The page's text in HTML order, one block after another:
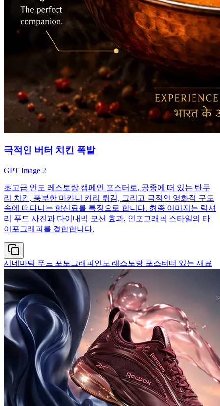
극적인 버터 치킨 폭발
GPT Image 2
초고급 인도 레스토랑 캠페인 포스터로, 공중에 떠 있는 탄두
리 치킨, 풍부한 마카니 커리 튀김, 그리고 극적인 영화적 구도
속에 떠다니는 향신료를 특징으로 합니다. 최종 이미지는 럭셔
리 푸드 사진과 다이내믹 모션 효과, 인포그래픽 스타일의 타
이포그래피를 결합합니다.
시네마틱 푸드 포토그래피 인도 레스토랑 포스터 떠 있는 재료